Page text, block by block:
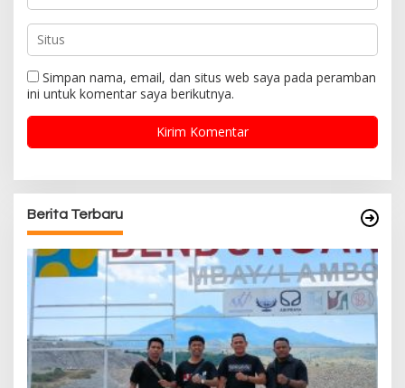
Simpan nama, email, dan situs web saya pada peramban
ini untuk komentar saya berikutnya.
Berita Terbaru